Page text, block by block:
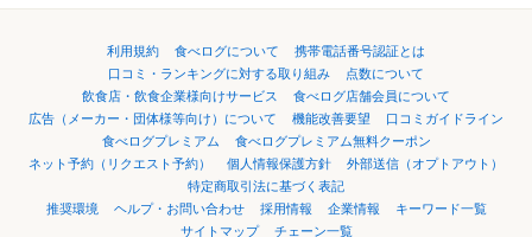
利用規約 食べログについて
携帯電話番号認証とは
口コミ・ランキングに対する取り組み
点数について
飲食店・飲食企業様向けサービス
食べログ店舗会員について
広告（メーカー・団体様等向け）について
機能改善要望
口コミガイドライン
食べログプレミアム
食べログプレミアム無料クーポン
ネット予約（リクエスト予約）
個人情報保護方針
外部送信（オプトアウト）
特定商取引法に基づく表記
推奨環境
ヘルプ・お問い合わせ 採用情報 企業情報
キーワード一覧
サイトマップ
チェーン一覧